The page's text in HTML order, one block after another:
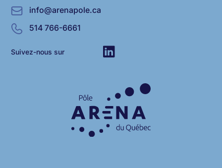
Suivez-nous sur
info@arenapole.ca
514 766-6661